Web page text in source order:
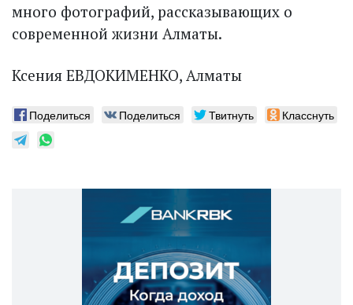
много фотографий, рассказывающих о
современной жизни Алматы.
Ксения ЕВДОКИМЕНКО, Алматы
Поделиться Поделиться Твитнуть Класснуть